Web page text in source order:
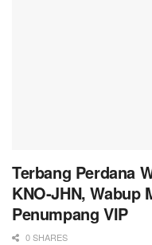
Terbang Perdana
KNO-JHN, Wabup
Penumpang VIP
0 SHARES